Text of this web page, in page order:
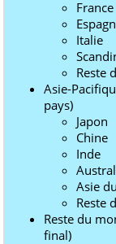
France
Italie
Reste
Asie-
pays)
Japon
Chine
Inde
Asie
Reste
Reste du
final)